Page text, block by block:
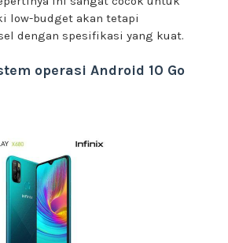
low-budget akan tetapi
dengan spesifikasi yang kuat.
operasi Android 10 Go